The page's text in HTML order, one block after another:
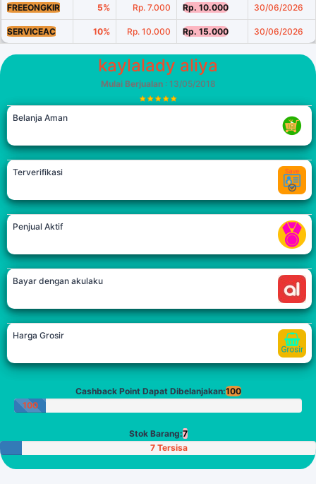
FREEONGKIR 5% Rp. 7.000 Rp. 10.000 30/06/2026
SERVICEAC 10% Rp. 10.000 Rp. 15.000 30/06/2026
kaylalady aliya
Mulai Berjualan: 13/05/2018
Belanja Aman
Terverifikasi
Penjual Aktif
Bayar dengan akulaku
Harga Grosir
Cashback Point Dapat Dibelanjakan:100
100
Stok Barang:7
7 Tersisa